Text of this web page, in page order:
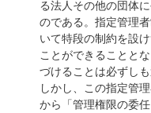
る法人その他の団体
のである。指定管理
いて特段の制約を設
ことができることと
づけることは必ずしも
しかし、この指定管
から「管理権限の委